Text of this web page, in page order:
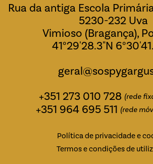
Rua da antiga Escola
5230-232 Uva
Vimioso (Bragança),
41°29'28.3"N
+351 273 010 728 (rede
+351 964 695 511 (rede
Política de privacidade e
Termos e condições de